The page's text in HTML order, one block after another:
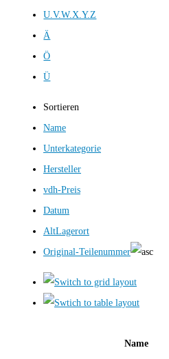
U.V.W.X.Y.Z
Ä
Ö
Ü
Sortieren
Name
Unterkategorie
Hersteller
vdh-Preis
Datum
AltLagerort
Original-Teilenummer
Name